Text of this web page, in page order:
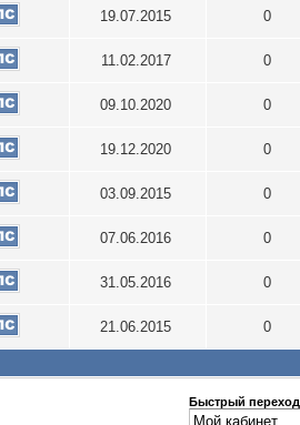
19.07.2015 0
11.02.2017 0
09.10.2020 0
19.12.2020 0
03.09.2015 0
07.06.2016 0
31.05.2016 0
21.06.2015 0
Быстрый переход